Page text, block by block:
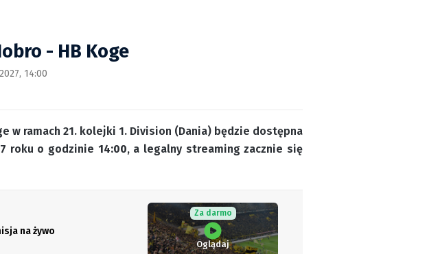
- HB Koge
14:00
w ramach 21. kolejki 1. Division (Dania) będzie dostępna
roku o godzinie 14:00, a legalny streaming zacznie się
na żywo
Za darmo
Oglądaj